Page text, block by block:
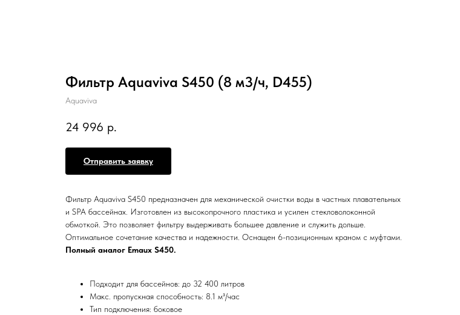
Фильтр Aquaviva S450 (8 м3/ч, D455)
Aquaviva
24 996 р.
Отправить заявку
Фильтр Aquaviva S450 предназначен для механической очистки воды в частных плавательных
и SPA бассейнах. Изготовлен из высокопрочного пластика и усилен стекловолоконной
обмоткой. Это позволяет фильтру выдерживать большее давление и служить дольше.
Оптимальное сочетание качества и надежности. Оснащен 6-позиционным краном с муфтами.
Полный аналог Emaux S450.
Подходит для бассейнов: до 32 400 литров
Макс. пропускная способность: 8.1 м³/час
Тип подключения: боковое